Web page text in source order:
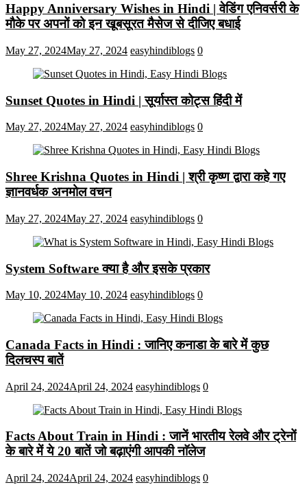
Happy Anniversary Wishes in Hindi | वेडिंग एनिवर्सरी के
मौके पर अपनों को इन खूबसूरत मैसेज से दीजिए बधाई
May 27, 2024May 27, 2024 easyhindiblogs 0
Sunset Quotes in Hindi | सूर्यास्त कोट्स हिंदी में
May 27, 2024May 27, 2024 easyhindiblogs 0
Shree Krishna Quotes in Hindi | श्री कृष्ण द्वारा कहे गए
ज्ञानवर्धक अनमोल वचन
May 27, 2024May 27, 2024 easyhindiblogs 0
System Software क्या है और इसके प्रकार
May 10, 2024May 10, 2024 easyhindiblogs 0
Canada Facts in Hindi : जानिए कनाडा के बारे में कुछ
दिलचस्प बातें
April 24, 2024April 24, 2024 easyhindiblogs 0
Facts About Train in Hindi : जानें भारतीय रेलवे और ट्रेनों
के बारे में ये 20 बातें जो बढ़ाएंगी आपकी नाॅलेज
April 24, 2024April 24, 2024 easyhindiblogs 0